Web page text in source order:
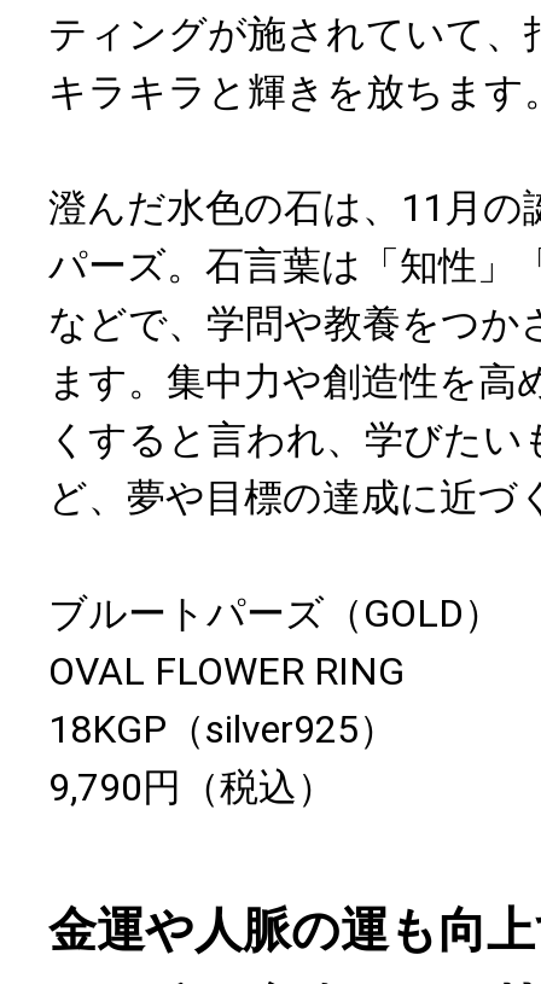
ティングが施されていて、
キラキラと輝きを放ちます
澄んだ水色の石は、11月の
パーズ。石言葉は「知性」
などで、学問や教養をつか
ます。集中力や創造性を高
くすると言われ、学びた
ど、夢や目標の達成に近づ
ブルートパーズ（GOLD）
OVAL FLOWER RING
18KGP（silver925）
9,790円（税込）
金運や人脈の運も向